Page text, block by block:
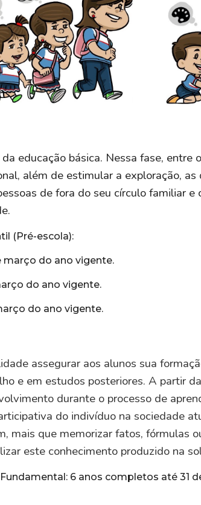
educação básica. Nessa fase,
além de estimular a exploração,
de fora do seu círculo familiar
(Pré-escola):
março do ano vigente.
do ano vigente.
do ano vigente.
assegurar aos alunos sua
e em estudos posteriores. A partir
durante o processo de
do indivíduo na sociedade
mais que memorizar fatos, fórmulas
este conhecimento produzido na
: 6 anos completos até 31